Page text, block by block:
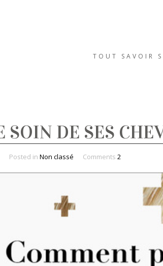
TOUT SAVOIR
SOIN DE SES
Posted in Non classé Comments 2